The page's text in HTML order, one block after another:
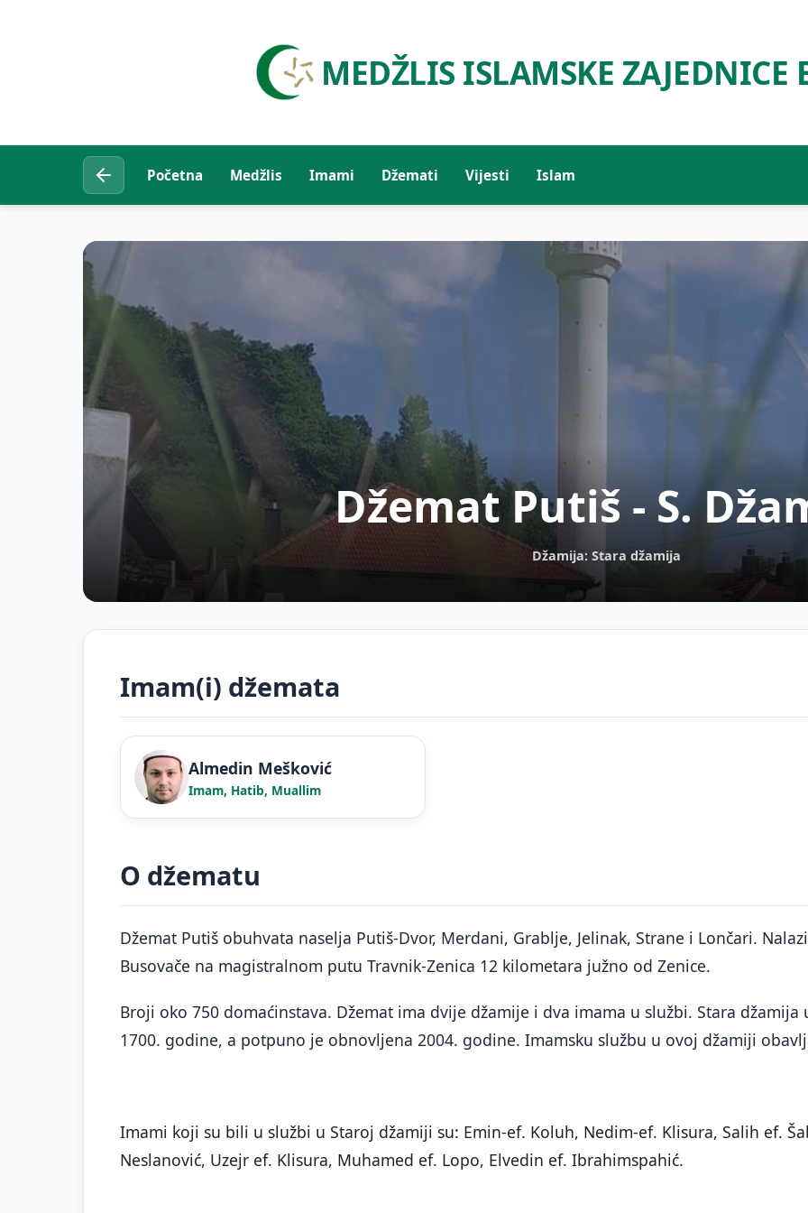
MEDŽLIS ISLAMSKE ZAJEDNICE
Početna Medžlis Imami Džemati Vijesti Islam
Džemat Putiš - S.
Džamija: Stara džamija
Imam(i) džemata
Almedin Mešković
Imam, Hatib, Muallim
O džematu
Džemat Putiš obuhvata naselja Putiš-Dvor, Merdani, Grablje, Jelinak, Strane i Lončari.
Busovače na magistralnom putu Travnik-Zenica 12 kilometara južno od Zenice.
Broji oko 750 domaćinstava. Džemat ima dvije džamije i dva imama u službi. Stara
1700. godine, a potpuno je obnovljena 2004. godine. Imamsku službu u ovoj džamiji
Imami koji su bili u službi u Staroj džamiji su: Emin-ef. Koluh, Nedim-ef. Klisura, Salih ef.
Neslanović, Uzejr ef. Klisura, Muhamed ef. Lopo, Elvedin ef. Ibrahimspahić.